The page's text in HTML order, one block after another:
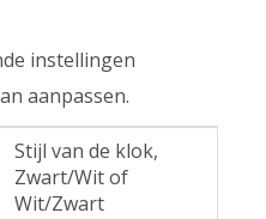
instellingen
aanpassen.
Stijl van de klok,
Zwart/Wit of
Wit/Zwart